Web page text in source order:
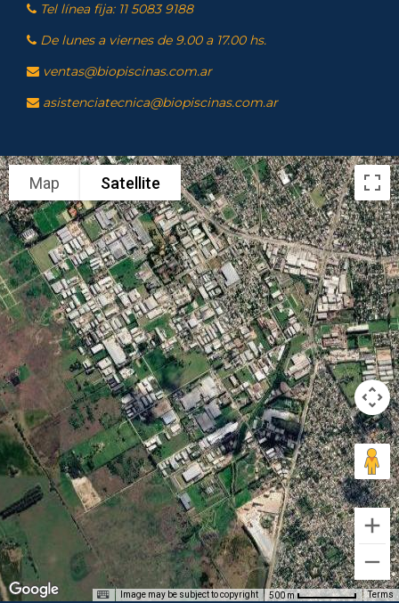
Tel línea fija: 11 5083 9188
De lunes a viernes de 9.00 a 17.00 hs.
ventas@biopiscinas.com.ar
asistenciatecnica@biopiscinas.com.ar
Map Satellite
Image may be subject to copyright 500 m Terms